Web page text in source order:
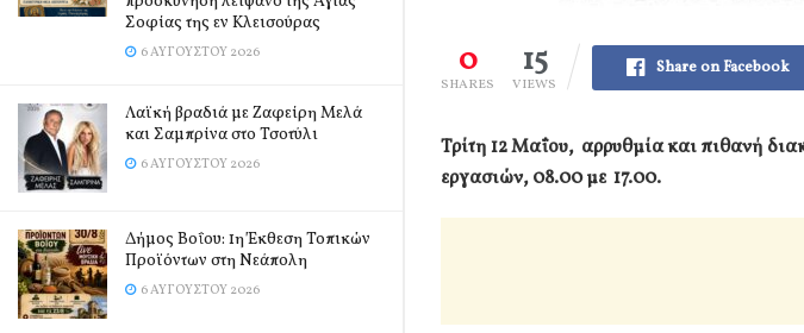
Σοφίας της εν Κλεισούρας
6 ΑΥΓΟΎΣΤΟΥ 2026
Λαϊκή βραδιά με Ζαφείρη Μελά
και Σαμπρίνα στο Τσοτύλι
6 ΑΥΓΟΎΣΤΟΥ 2026
Δήμος Βοΐου: 1η Έκθεση Τοπικών
Προϊόντων στη Νεάπολη
6 ΑΥΓΟΎΣΤΟΥ 2026
0
SHARES
15
VIEWS
Share on Facebook
Τρίτη 12 Μαΐου, αρρυθμία και πιθανή
εργασιών, 08.00 με 17.00.